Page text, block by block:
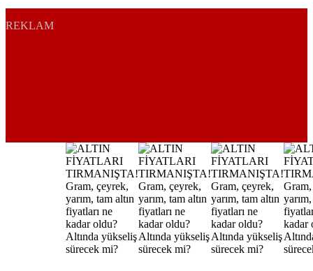
REKLAM